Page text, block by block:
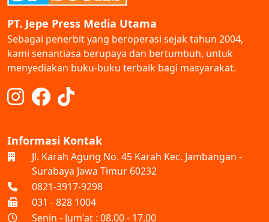
PT. Jepe Press Media Utama
Sebagai penerbit yang beroperasi sejak tahun 2004,
kami senantiasa berupaya dan bertumbuh, untuk
menyediakan buku-buku terbaik bagi masyarakat.
Informasi Kontak
Jl. Karah Agung No. 45 Karah Kec. Jambangan -
Surabaya Jawa Timur 60232
0821-3917-9298
031 - 828 1004
Senin - Jum'at : 08.00 - 17.00